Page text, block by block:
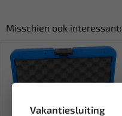
Vakantiesluiting
Misschien ook interessant: